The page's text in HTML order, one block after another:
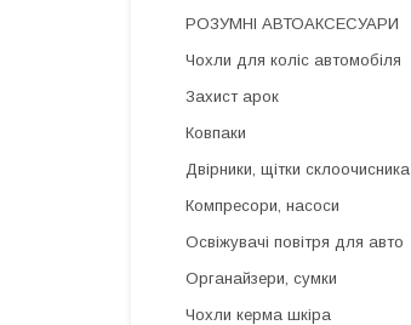
РОЗУМНІ АВТОАКСЕСУАРИ
Чохли для коліс автомобіля
Захист арок
Ковпаки
Двірники, щітки склоочисника
Компресори, насоси
Освіжувачі повітря для авто
Органайзери, сумки
Чохли керма шкіра